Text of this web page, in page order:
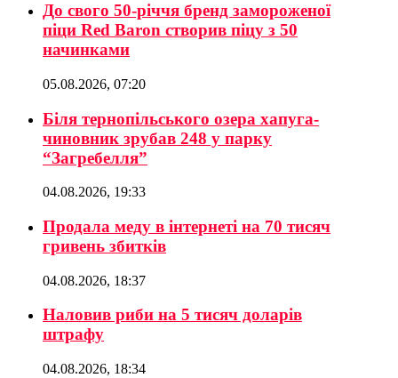
До свого 50-річчя бренд замороженої
піци Red Baron створив піцу з 50
начинками
05.08.2026, 07:20
Біля тернопільського озера хапуга-
чиновник зрубав 248 у парку
“Загребелля”
04.08.2026, 19:33
Продала меду в інтернеті на 70 тисяч
гривень збитків
04.08.2026, 18:37
Наловив риби на 5 тисяч доларів
штрафу
04.08.2026, 18:34